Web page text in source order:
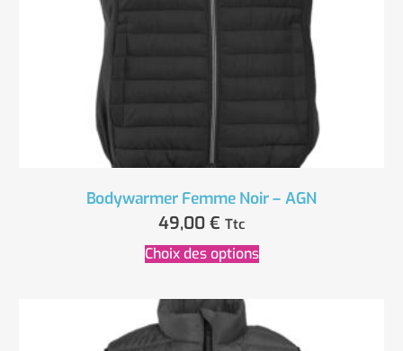
Bodywarmer Femme Noir – AGN
49,00 € Ttc
Choix des options